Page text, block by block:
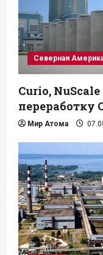
Северная
Curio,
переработку
Мир Атома